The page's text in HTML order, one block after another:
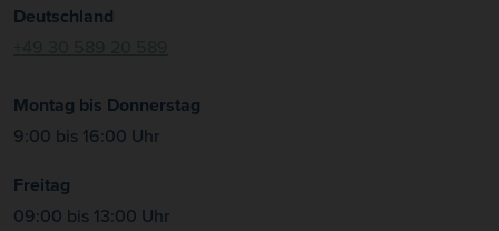
Deutschland
Montag bis Donnerstag
9:00 bis 16:00 Uhr
Freitag
09:00 bis 13:00 Uhr